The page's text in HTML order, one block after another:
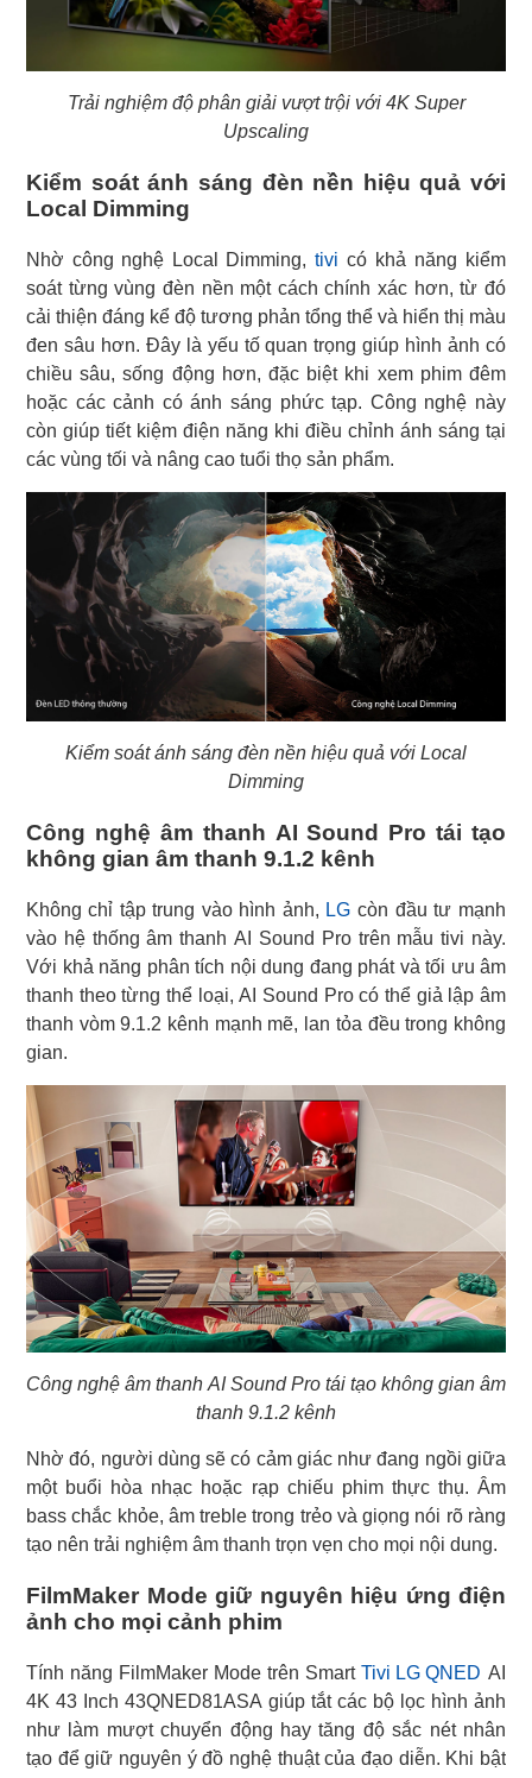
Trải nghiệm độ phân giải vượt trội với 4K Super
Upscaling
Kiểm soát ánh sáng đèn nền hiệu quả với
Local Dimming
Nhờ công nghệ Local Dimming, tivi có khả năng kiểm
soát từng vùng đèn nền một cách chính xác hơn, từ đó
cải thiện đáng kể độ tương phản tổng thể và hiển thị màu
đen sâu hơn. Đây là yếu tố quan trọng giúp hình ảnh có
chiều sâu, sống động hơn, đặc biệt khi xem phim đêm
hoặc các cảnh có ánh sáng phức tạp. Công nghệ này
còn giúp tiết kiệm điện năng khi điều chỉnh ánh sáng tại
các vùng tối và nâng cao tuổi thọ sản phẩm.
Kiểm soát ánh sáng đèn nền hiệu quả với Local
Dimming
Công nghệ âm thanh AI Sound Pro tái tạo
không gian âm thanh 9.1.2 kênh
Không chỉ tập trung vào hình ảnh, LG còn đầu tư mạnh
vào hệ thống âm thanh AI Sound Pro trên mẫu tivi này.
Với khả năng phân tích nội dung đang phát và tối ưu âm
thanh theo từng thể loại, AI Sound Pro có thể giả lập âm
thanh vòm 9.1.2 kênh mạnh mẽ, lan tỏa đều trong không
gian.
Công nghệ âm thanh AI Sound Pro tái tạo không gian âm
thanh 9.1.2 kênh
Nhờ đó, người dùng sẽ có cảm giác như đang ngồi giữa
một buổi hòa nhạc hoặc rạp chiếu phim thực thụ. Âm
bass chắc khỏe, âm treble trong trẻo và giọng nói rõ ràng
tạo nên trải nghiệm âm thanh trọn vẹn cho mọi nội dung.
FilmMaker Mode giữ nguyên hiệu ứng điện
ảnh cho mọi cảnh phim
Tính năng FilmMaker Mode trên Smart Tivi LG QNED AI
4K 43 Inch 43QNED81ASA giúp tắt các bộ lọc hình ảnh
như làm mượt chuyển động hay tăng độ sắc nét nhân
tạo để giữ nguyên ý đồ nghệ thuật của đạo diễn. Khi bật